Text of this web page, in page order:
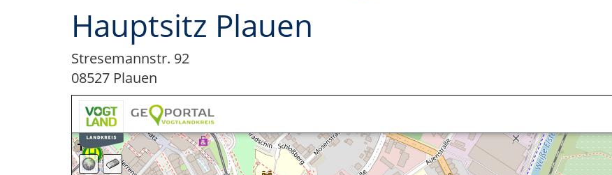
Hauptsitz Plauen
Stresemannstr. 92
08527 Plauen